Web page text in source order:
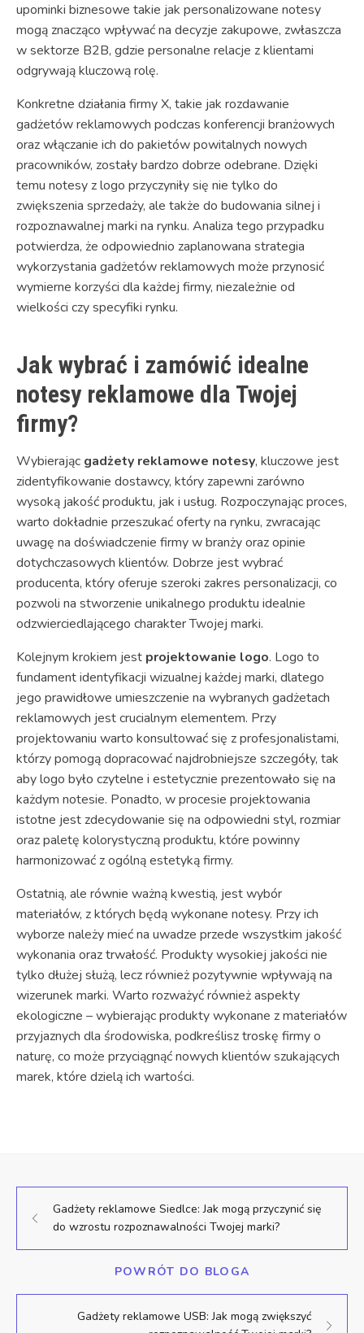
upominki biznesowe takie jak personalizowane notesy
mogą znacząco wpływać na decyzje zakupowe, zwłaszcza
w sektorze B2B, gdzie personalne relacje z klientami
odgrywają kluczową rolę.
Konkretne działania firmy X, takie jak rozdawanie
gadżetów reklamowych podczas konferencji branżowych
oraz włączanie ich do pakietów powitalnych nowych
pracowników, zostały bardzo dobrze odebrane. Dzięki
temu notesy z logo przyczyniły się nie tylko do
zwiększenia sprzedaży, ale także do budowania silnej i
rozpoznawalnej marki na rynku. Analiza tego przypadku
potwierdza, że odpowiednio zaplanowana strategia
wykorzystania gadżetów reklamowych może przynosić
wymierne korzyści dla każdej firmy, niezależnie od
wielkości czy specyfiki rynku.
Jak wybrać i zamówić idealne
notesy reklamowe dla Twojej
firmy?
Wybierając gadżety reklamowe notesy, kluczowe jest
zidentyfikowanie dostawcy, który zapewni zarówno
wysoką jakość produktu, jak i usług. Rozpoczynając proces,
warto dokładnie przeszukać oferty na rynku, zwracając
uwagę na doświadczenie firmy w branży oraz opinie
dotychczasowych klientów. Dobrze jest wybrać
producenta, który oferuje szeroki zakres personalizacji, co
pozwoli na stworzenie unikalnego produktu idealnie
odzwierciedlającego charakter Twojej marki.
Kolejnym krokiem jest projektowanie logo. Logo to
fundament identyfikacji wizualnej każdej marki, dlatego
jego prawidłowe umieszczenie na wybranych gadżetach
reklamowych jest crucialnym elementem. Przy
projektowaniu warto konsultować się z profesjonalistami,
którzy pomogą dopracować najdrobniejsze szczegóły, tak
aby logo było czytelne i estetycznie prezentowało się na
każdym notesie. Ponadto, w procesie projektowania
istotne jest zdecydowanie się na odpowiedni styl, rozmiar
oraz paletę kolorystyczną produktu, które powinny
harmonizować z ogólną estetyką firmy.
Ostatnią, ale równie ważną kwestią, jest wybór
materiałów, z których będą wykonane notesy. Przy ich
wyborze należy mieć na uwadze przede wszystkim jakość
wykonania oraz trwałość. Produkty wysokiej jakości nie
tylko dłużej służą, lecz również pozytywnie wpływają na
wizerunek marki. Warto rozważyć również aspekty
ekologiczne – wybierając produkty wykonane z materiałów
przyjaznych dla środowiska, podkreślisz troskę firmy o
naturę, co może przyciągnąć nowych klientów szukających
marek, które dzielą ich wartości.
Gadżety reklamowe Siedlce: Jak mogą przyczynić się
do wzrostu rozpoznawalności Twojej marki?
POWRÓT DO BLOGA
Gadżety reklamowe USB: Jak mogą zwiększyć